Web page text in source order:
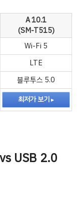
A 10.1
(SM-T515)
Wi-Fi 5
LTE
블루투스 5.0
최저가 보기
USB 2.0